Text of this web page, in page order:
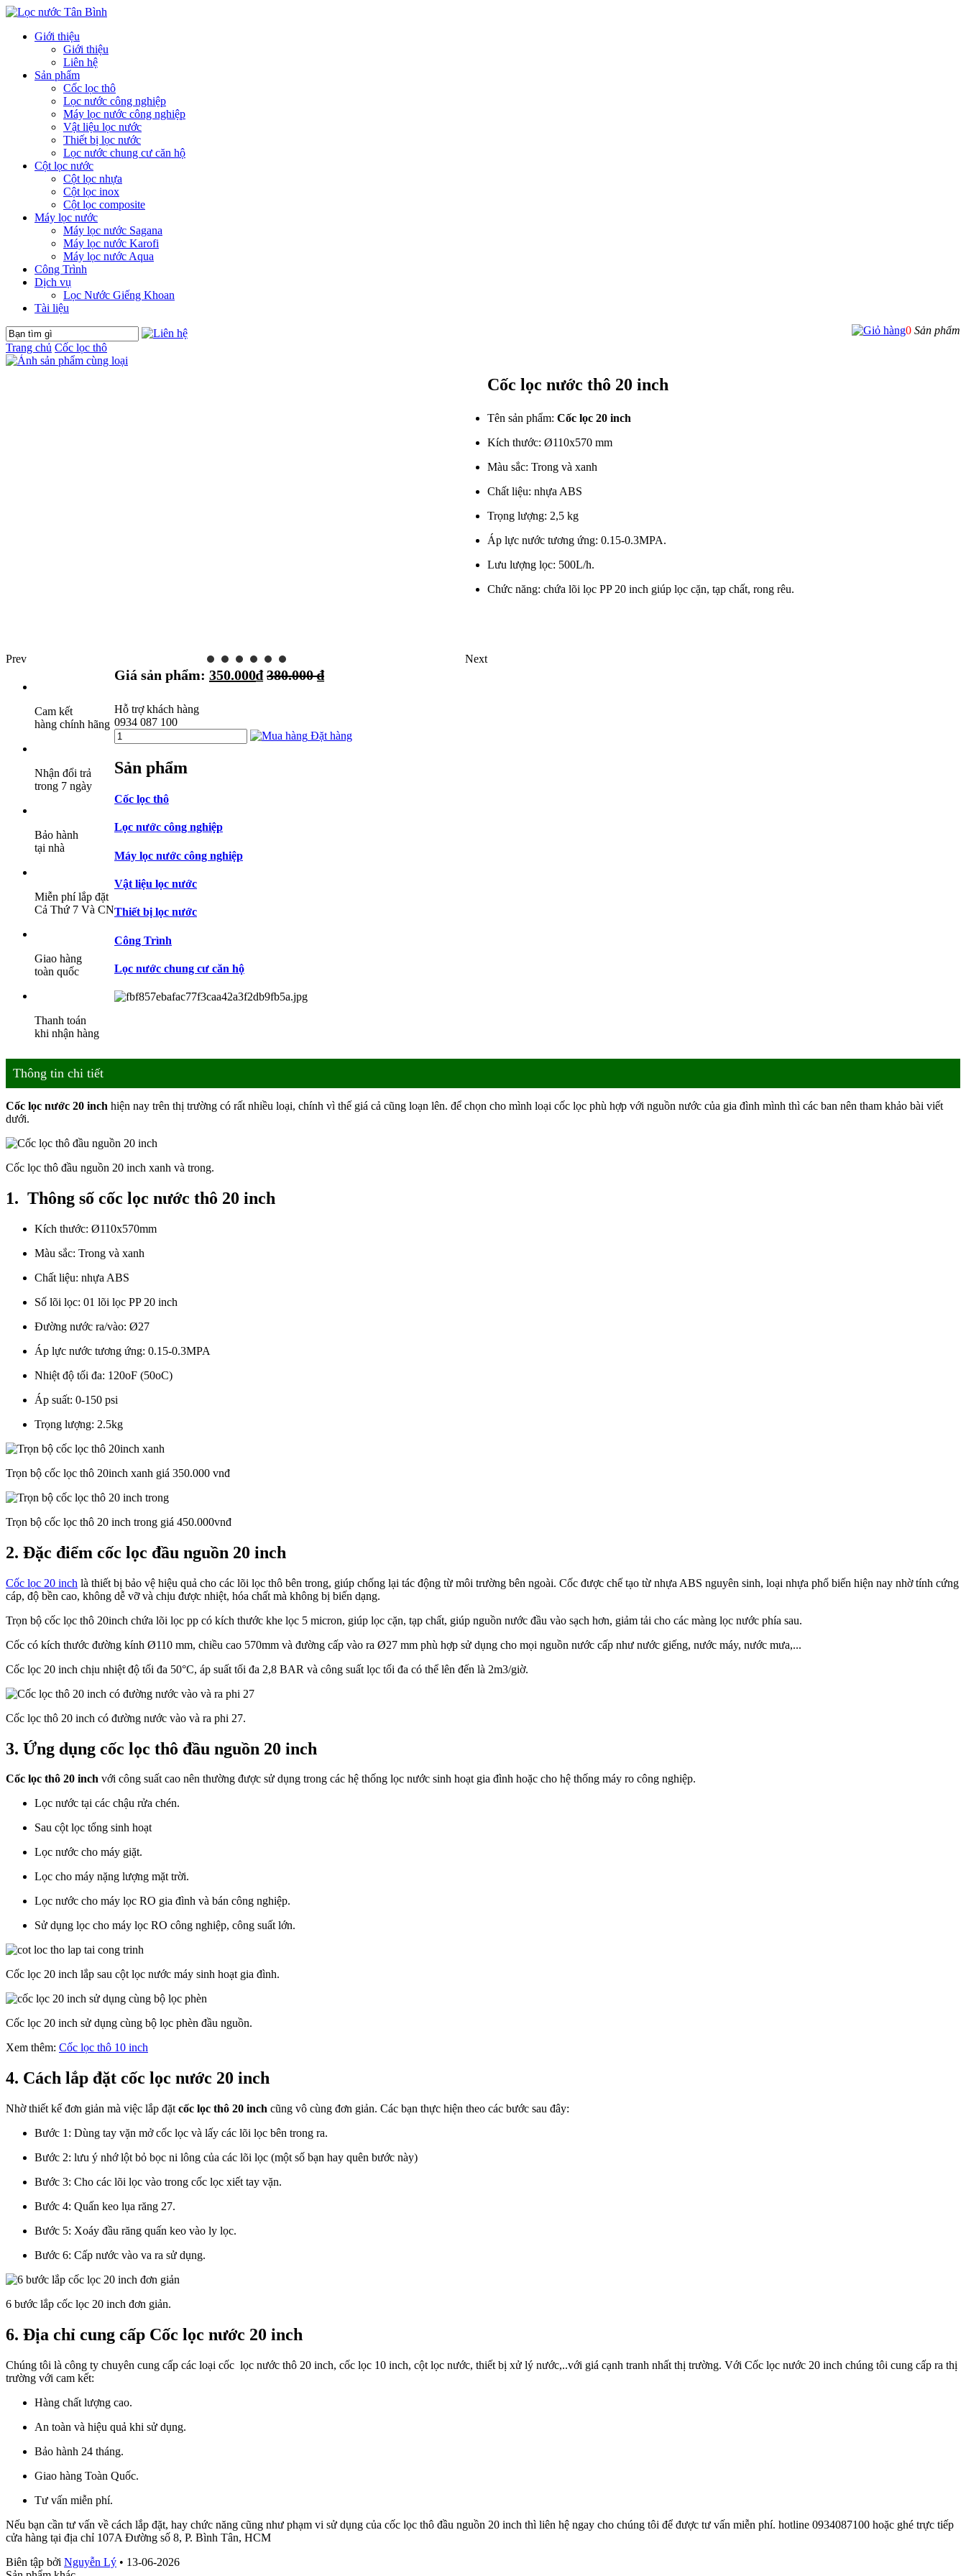
Giới thiệu
Giới thiệu
Liên hệ
Sản phẩm
Cốc lọc thô
Lọc nước công nghiệp
Máy lọc nước công nghiệp
Vật liệu lọc nước
Thiết bị lọc nước
Lọc nước chung cư căn hộ
Cột lọc nước
Cột lọc nhựa
Cột lọc inox
Cột lọc composite
Máy lọc nước
Máy lọc nước Sagana
Máy lọc nước Karofi
Máy lọc nước Aqua
Công Trình
Dịch vụ
Lọc Nước Giếng Khoan
Tài liệu
0 Sản phẩm
Trang chủ Cốc lọc thô
Prev Next
Cốc lọc nước thô 20 inch
Tên sản phẩm: Cốc lọc 20 inch
Kích thước: Ø110x570 mm
Màu sắc: Trong và xanh
Chất liệu: nhựa ABS
Trọng lượng: 2,5 kg
Áp lực nước tương ứng: 0.15-0.3MPA.
Lưu lượng lọc: 500L/h.
Chức năng: chứa lõi lọc PP 20 inch giúp lọc cặn, tạp chất, rong rêu.
Cam kết
hàng chính hãng
Nhận đổi trả
trong 7 ngày
Bảo hành
tại nhà
Miễn phí lắp đặt
Cả Thứ 7 Và CN
Giao hàng
toàn quốc
Thanh toán
khi nhận hàng
Giá sản phẩm: 350.000₫ 380.000₫
Hỗ trợ khách hàng
0934 087 100
Đặt hàng
Sản phẩm
Cốc lọc thô
Lọc nước công nghiệp
Máy lọc nước công nghiệp
Vật liệu lọc nước
Thiết bị lọc nước
Công Trình
Lọc nước chung cư căn hộ
Thông tin chi tiết
Cốc lọc nước 20 inch hiện nay trên thị trường có rất nhiều loại, chính vì thế giá cả cũng loạn lên. để chọn cho mình loại cốc lọc phù hợp với nguồn nước của gia đình mình thì các ban nên tham khảo bài viết
dưới.
Cốc lọc thô đầu nguồn 20 inch xanh và trong.
1. Thông số cốc lọc nước thô 20 inch
Kích thước: Ø110x570mm
Màu sắc: Trong và xanh
Chất liệu: nhựa ABS
Số lõi lọc: 01 lõi lọc PP 20 inch
Đường nước ra/vào: Ø27
Áp lực nước tương ứng: 0.15-0.3MPA
Nhiệt độ tối đa: 120oF (50oC)
Áp suất: 0-150 psi
Trọng lượng: 2.5kg
Trọn bộ cốc lọc thô 20inch xanh giá 350.000 vnđ
Trọn bộ cốc lọc thô 20 inch trong giá 450.000vnđ
2. Đặc điểm cốc lọc đầu nguồn 20 inch
Cốc lọc 20 inch là thiết bị bảo vệ hiệu quả cho các lõi lọc thô bên trong, giúp chống lại tác động từ môi trường bên ngoài. Cốc được chế tạo từ nhựa ABS nguyên sinh, loại nhựa phổ biến hiện nay nhờ tính cứng
cáp, độ bền cao, không dễ vỡ và chịu được nhiệt, hóa chất mà không bị biến dạng.
Trọn bộ cốc lọc thô 20inch chứa lõi lọc pp có kích thước khe lọc 5 micron, giúp lọc cặn, tạp chất, giúp nguồn nước đầu vào sạch hơn, giảm tải cho các màng lọc nước phía sau.
Cốc có kích thước đường kính Ø110 mm, chiều cao 570mm và đường cấp vào ra Ø27 mm phù hợp sử dụng cho mọi nguồn nước cấp như nước giếng, nước máy, nước mưa,...
Cốc lọc 20 inch chịu nhiệt độ tối đa 50°C, áp suất tối đa 2,8 BAR và công suất lọc tối đa có thể lên đến là 2m3/giờ.
Cốc lọc thô 20 inch có đường nước vào và ra phi 27.
3. Ứng dụng cốc lọc thô đầu nguồn 20 inch
Cốc lọc thô 20 inch với công suất cao nên thường được sử dụng trong các hệ thống lọc nước sinh hoạt gia đình hoặc cho hệ thống máy ro công nghiệp.
Lọc nước tại các chậu rửa chén.
Sau cột lọc tổng sinh hoạt
Lọc nước cho máy giặt.
Lọc cho máy nặng lượng mặt trời.
Lọc nước cho máy lọc RO gia đình và bán công nghiệp.
Sử dụng lọc cho máy lọc RO công nghiệp, công suất lớn.
Cốc lọc 20 inch lắp sau cột lọc nước máy sinh hoạt gia đình.
Cốc lọc 20 inch sử dụng cùng bộ lọc phèn đầu nguồn.
Xem thêm: Cốc lọc thô 10 inch
4. Cách lắp đặt cốc lọc nước 20 inch
Nhờ thiết kế đơn giản mà việc lắp đặt cốc lọc thô 20 inch cũng vô cùng đơn giản. Các bạn thực hiện theo các bước sau đây:
Bước 1: Dùng tay vặn mở cốc lọc và lấy các lõi lọc bên trong ra.
Bước 2: lưu ý nhớ lột bỏ bọc ni lông của các lõi lọc (một số bạn hay quên bước này)
Bước 3: Cho các lõi lọc vào trong cốc lọc xiết tay vặn.
Bước 4: Quấn keo lụa răng 27.
Bước 5: Xoáy đầu răng quấn keo vào ly lọc.
Bước 6: Cấp nước vào va ra sử dụng.
6 bước lắp cốc lọc 20 inch đơn giản.
6. Địa chỉ cung cấp Cốc lọc nước 20 inch
Chúng tôi là công ty chuyên cung cấp các loại cốc lọc nước thô 20 inch, cốc lọc 10 inch, cột lọc nước, thiết bị xử lý nước,..với giá cạnh tranh nhất thị trường. Với Cốc lọc nước 20 inch chúng tôi cung cấp ra thị
trường với cam kết:
Hàng chất lượng cao.
An toàn và hiệu quả khi sử dụng.
Bảo hành 24 tháng.
Giao hàng Toàn Quốc.
Tư vấn miễn phí.
Nếu bạn cần tư vấn về cách lắp đặt, hay chức năng cũng như phạm vi sử dụng của cốc lọc thô đầu nguồn 20 inch thì liên hệ ngay cho chúng tôi để được tư vấn miễn phí. hotline 0934087100 hoặc ghé trực tiếp
cửa hàng tại địa chỉ 107A Đường số 8, P. Bình Tân, HCM
Biên tập bởi Nguyễn Lý • 13-06-2026